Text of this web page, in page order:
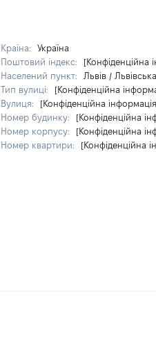
Країна:
Україна
Поштовий індекс:
[Конфіденційна
Населений пункт:
Львів /
Тип вулиці:
[Конфіденційна
Вулиця:
[Конфіденційна
Номер будинку:
[Конфіденційна
Номер корпусу:
[Конфіденційна
Номер квартири:
[Конфіденційна